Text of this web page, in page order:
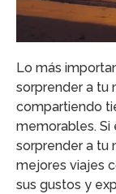
Lo más
sorprender a tu
compartiendo
memorables. Si
sorprender a tu
mejores viajes
sus gustos y